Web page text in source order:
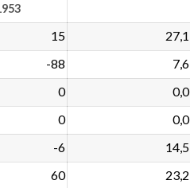
15 27,1
-88 7,6
0 0,0
0 0,0
-6 14,5
60 23,2